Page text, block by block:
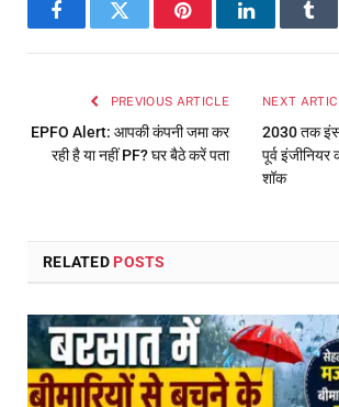
FacebookTwitter PinterestLinkedIn
PREVIOUS ARTICLE
EPFO Alert: आपकी कंपनी जमा कर
रही है या नहीं PF? घर बैठे करें पता
NEXT
2030 तक
पूर्व इंजीनियर
शॉक
RELATED POSTS